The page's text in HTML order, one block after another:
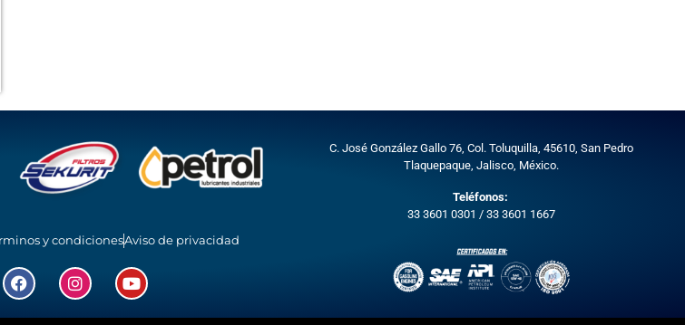
y condicionesAviso de privacidad
C. José González Gallo 76, Col. Toluquilla, 45610,San Pedro
Tlaquepaque, Jalisco, México.
Teléfonos:
33 3601 0301 /33 3601 1667